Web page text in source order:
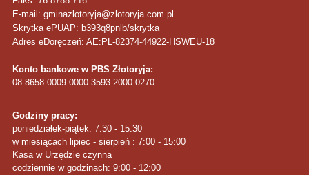
E-mail: gminazlotoryja@zlotoryja.com.pl
Skrytka ePUAP: b393q8pnlb/skrytka
Adres eDoręczeń: AE:PL-82374-44922-HSWEU-18
Konto bankowe w PBS Złotoryja:
08-8658-0009-0000-3593-2000-0270
Godziny pracy:
poniedziałek-piątek: 7:30 - 15:30
w miesiącach lipiec - sierpień : 7:00 - 15:00
Kasa w Urzędzie czynna
codziennie w godzinach: 9:00 - 12:00